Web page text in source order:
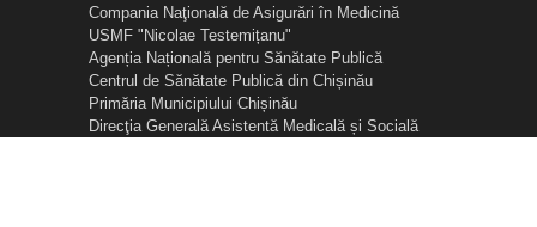
Compania Naţională de Asigurări în Medicină
USMF "Nicolae Testemițanu"
Agenția Națională pentru Sănătate Publică
Centrul de Sănătate Publică din Chișinău
Primăria Municipiului Chișinău
Direcţia Generală Asistentă Medicală și Socială